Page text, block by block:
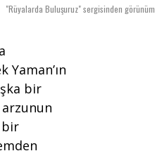
"Rüyalarda Buluşuruz" sergisinden görünüm
bir
bir